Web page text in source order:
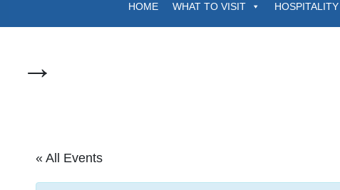
HOME WHAT TO VISIT HOSPITALITY
→
« All Events